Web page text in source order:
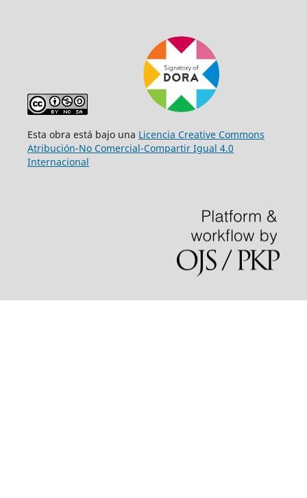
Esta obra está bajo una Licencia Creative Commons
Atribución-No Comercial-Compartir Igual 4.0
Internacional